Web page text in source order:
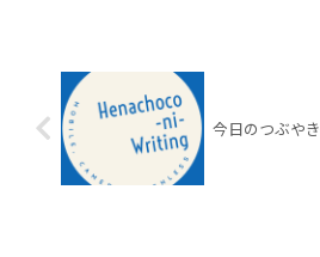
今日のつぶやき